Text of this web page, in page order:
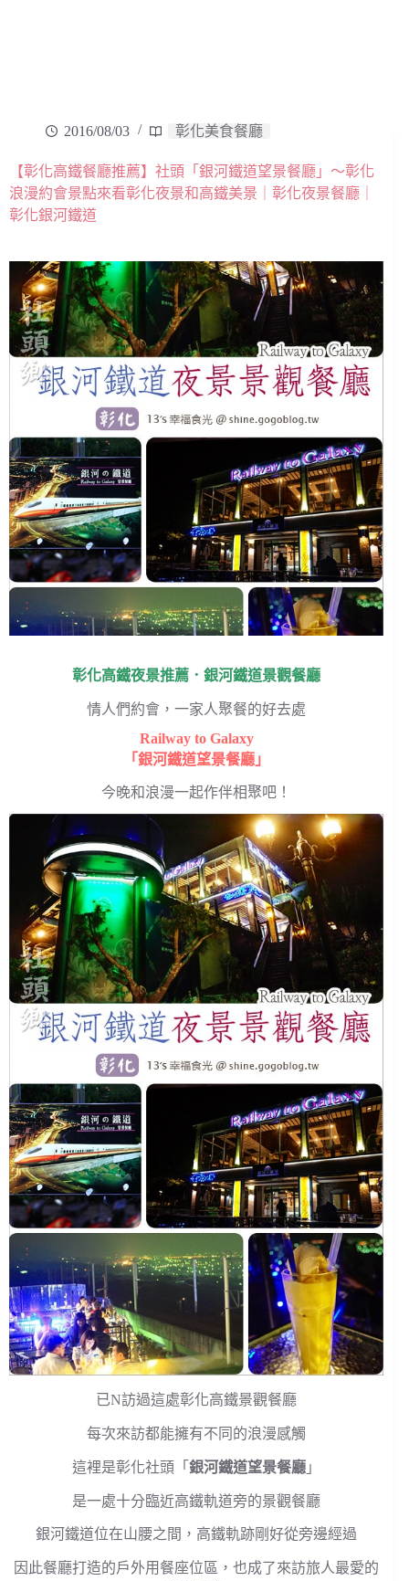
2016/08/03 彰化美食餐廳
【彰化高鐵餐廳推薦】社頭「銀河鐵道望景餐廳」～彰化
浪漫約會景點來看彰化夜景和高鐵美景｜彰化夜景餐廳｜
彰化銀河鐵道
彰化高鐵夜景推薦．銀河鐵道景觀餐廳
情人們約會，一家人聚餐的好去處
Railway to Galaxy
「銀河鐵道望景餐廳」
今晚和浪漫一起作伴相聚吧！
已N訪過這處彰化高鐵景觀餐廳
每次來訪都能擁有不同的浪漫感觸
這裡是彰化社頭「銀河鐵道望景餐廳 」
是一處十分臨近高鐵軌道旁的景觀餐廳
銀河鐵道位在山腰之間，高鐵軌跡剛好從旁邊經過
因此餐廳打造的戶外用餐座位區，也成了來訪旅人最愛的